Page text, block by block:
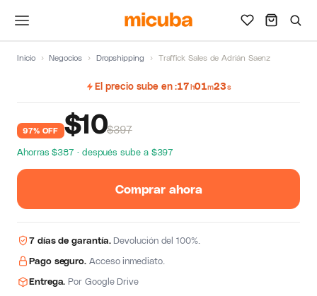
Inicio › Negocios › Dropshipping › Traffick Sales de Adrián Saenz
El precio sube en 17h01m22s
97% OFF $10$397
Ahorras $387 · después sube a $397
Comprar ahora
7 días de garantía.Devolución del 100%.
Pago seguro. Acceso inmediato.
Entrega. Por Google Drive